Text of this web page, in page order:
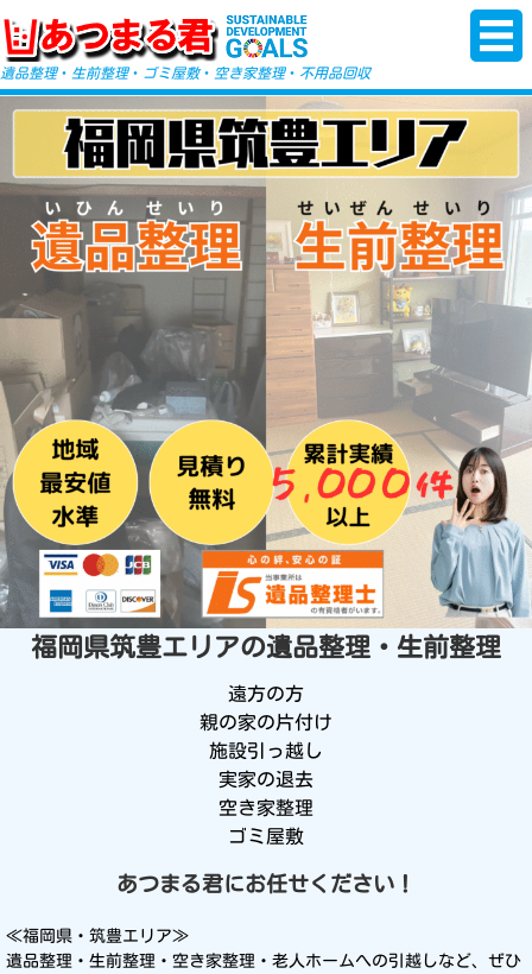
-->
遺品整理・ 生前整理・ ゴミ屋敷・ 空き家整理・ 不用品回収
福岡県筑豊エリアの遺品整理・生前整理
遠方の方
親の家の片付け
施設引っ越し
実家の退去
空き家整理
ゴミ屋敷
あつまる君にお任せください！
≪福岡県・筑豊エリア≫
遺品整理・生前整理・空き家整理・老人ホームへの引越しなど、ぜひ